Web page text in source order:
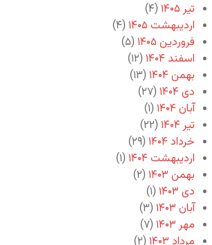
تیر ۱۴۰۵
(۴)
اردیبهشت ۱۴۰۵
(۴)
فروردین ۱۴۰۵
(۵)
اسفند ۱۴۰۴
(۱۲)
بهمن ۱۴۰۴
(۱۳)
دی ۱۴۰۴
(۲۷)
آبان ۱۴۰۴
(۱)
تیر ۱۴۰۴
(۲۲)
خرداد ۱۴۰۴
(۲۹)
اردیبهشت ۱۴۰۴
(۱)
بهمن ۱۴۰۳
(۲)
دی ۱۴۰۳
(۱)
آبان ۱۴۰۳
(۳)
مهر ۱۴۰۳
(۷)